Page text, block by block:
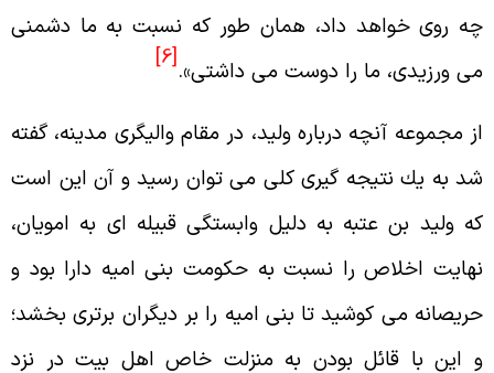
روى خواهد داد، همان طور كه نسبت به ما دشمنى
ورزيدى، ما را دوست مى داشتى».
مجموعه آنچه درباره وليد، در مقام واليگرى مدينه، گفته
به يك نتيجه گيرى كلى مى توان رسيد و آن اين است
وليد بن عتبه به دليل وابستگى قبيله اى به امويان،
اخلاص را نسبت به حكومت بنى اميه دارا بود و
مى كوشيد تا بنى اميه را بر ديگران برترى بخشد؛
اين با قائل بودن به منزلت خاص اهل بيت در نزد